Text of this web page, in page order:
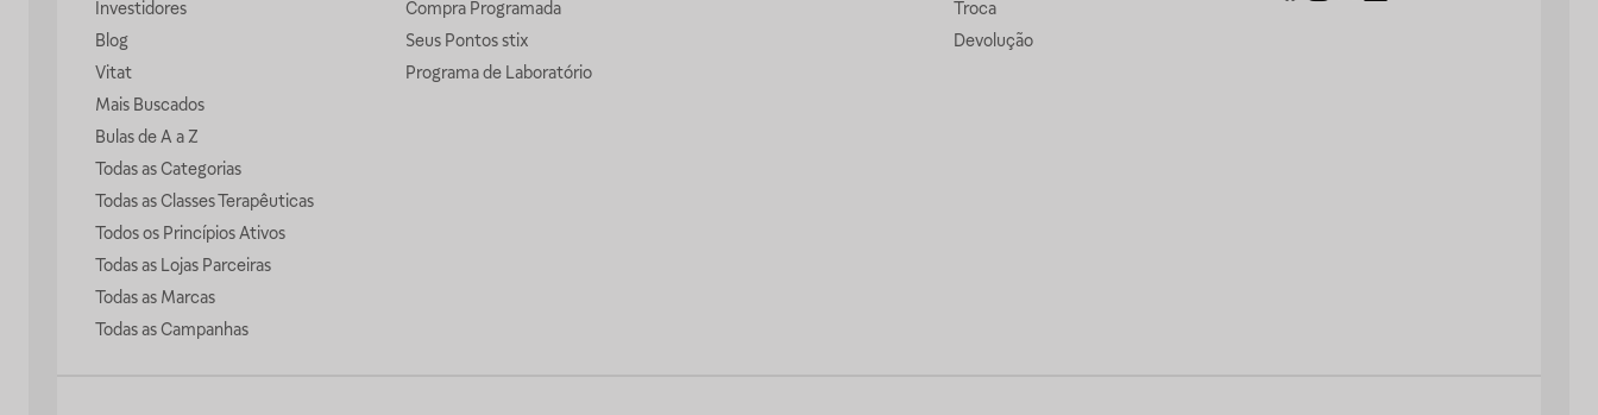
Investidores
Blog
Vitat
Mais Buscados
Bulas de A a Z
Todas as Categorias
Todas as Classes Terapêuticas
Todos os Princípios Ativos
Todas as Lojas Parceiras
Todas as Marcas
Todas as Campanhas
Compra Programada
Seus Pontos stix
Programa de Laboratório
Troca
Devolução